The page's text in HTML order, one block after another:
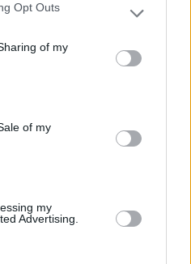
uses one or more Google
behaviour. You may click to
and its third-party tags to
purposes in below Google
Opt Outs
of my
of my
my
Advertising.